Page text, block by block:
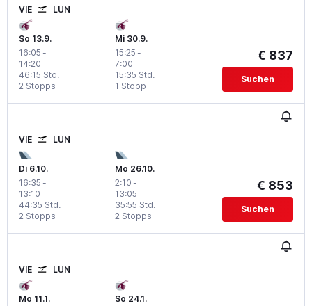
VIE LUN
So 13.9.
16:05 -
14:20
2 Stopps
46:15 Std.
Mi 30.9.
15:25 -
7:00
1 Stopp
15:35 Std.
€ 837
Suchen
VIE LUN
Di 6.10.
16:35 -
13:10
2 Stopps
44:35 Std.
Mo 26.10.
2:10 -
13:05
2 Stopps
35:55 Std.
€ 853
Suchen
VIE LUN
Mo 11.1.
So 24.1.